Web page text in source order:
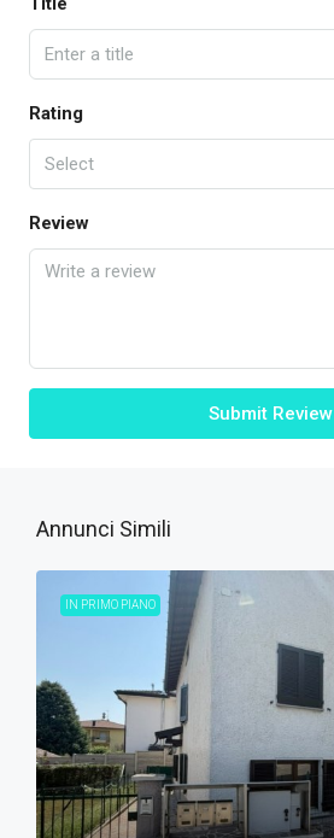
Rating
Select
Review
Submit Review
Annunci Simili
IN PRIMO PIANO